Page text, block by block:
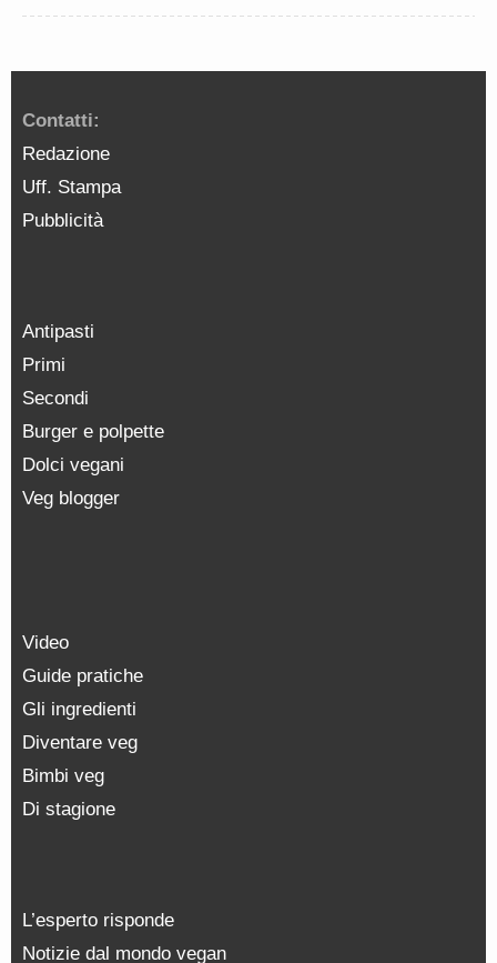
Contatti:
Redazione
Uff. Stampa
Pubblicità
Antipasti
Primi
Secondi
Burger e polpette
Dolci vegani
Veg blogger
Video
Guide pratiche
Gli ingredienti
Diventare veg
Bimbi veg
Di stagione
L’esperto risponde
Notizie dal mondo vegan